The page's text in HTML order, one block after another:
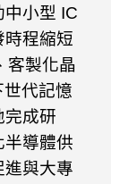
小型 IC
時程縮短
客製化晶
代記憶
完成研
半導體供
進與大專